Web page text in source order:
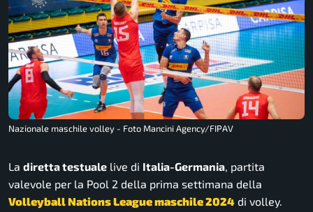
Nazionale maschile volley - Foto Mancini Agency/FIPAV
La diretta testuale live di Italia-Germania, partita
valevole per la Pool 2 della prima settimana della
Volleyball Nations League maschile 2024 di volley.